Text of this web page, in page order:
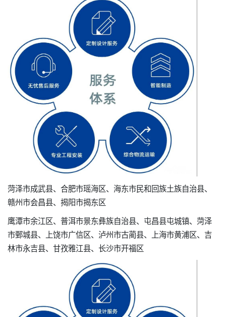
菏泽市成武县、合肥市瑶海区、海东市民和回族土族自治县、
赣州市会昌县、揭阳市揭东区
鹰潭市余江区、普洱市景东彝族自治县、屯昌县屯城镇、菏泽
市鄄城县、上饶市广信区、泸州市古蔺县、上海市黄浦区、吉
林市永吉县、甘孜雅江县、长沙市开福区